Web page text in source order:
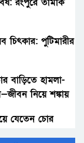
পুটিমারীর
বাড়িতে হামলা-
নিয়ে শঙ্কায়
যেতেন চোর